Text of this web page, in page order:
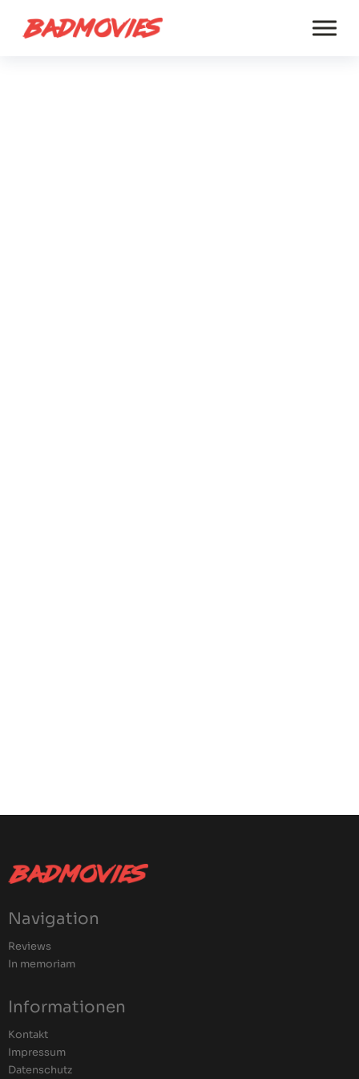
Navigation
Reviews
In memoriam
Informationen
Kontakt
Impressum
Datenschutz